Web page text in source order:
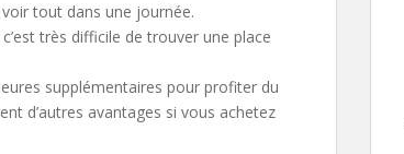
tout dans une journée.
très difficile de trouver une place
supplémentaires pour profiter du
d’autres avantages si vous achetez